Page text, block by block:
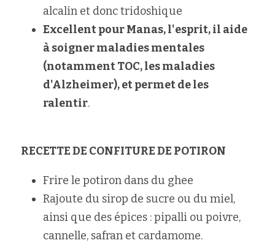
alcalin et donc tridoshique
Excellent pour Manas, l'esprit, il aide
à soigner maladies mentales
(notamment TOC, les maladies
d'Alzheimer), et permet de les
ralentir.
RECETTE DE CONFITURE DE POTIRON
Frire le potiron dans du ghee
Rajoute du sirop de sucre ou du miel,
ainsi que des épices : pipalli ou poivre,
cannelle, safran et cardamome.